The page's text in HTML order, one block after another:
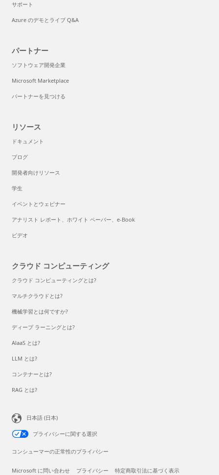
サポート
Azure のデモとライブ Q&A
パートナー
ソフトウェア開発企業
Microsoft Marketplace
パートナーを見つける
リソース
ドキュメント
ブログ
開発者向けリソース
学生
イベントとウェビナー
アナリスト レポート、ホワイト ペーパー、e-Book
ビデオ
クラウド コンピューティング
クラウド コンピューティングとは?
マルチクラウドとは?
機械学習とは何ですか?
ディープ ラーニングとは?
AlaaS とは?
LLM とは?
コンテナーとは?
RAG とは?
日本語 (日本)
プライバシーに関する選択
コンシューマーの正常性のプライバシー
Microsoft に問い合わせ プライバシー 特定商取引法に基づく表示